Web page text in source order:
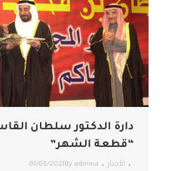
دارة الدكتور سلطان
“قطعة الشهر”
الأخبار By admina
01/08/2021